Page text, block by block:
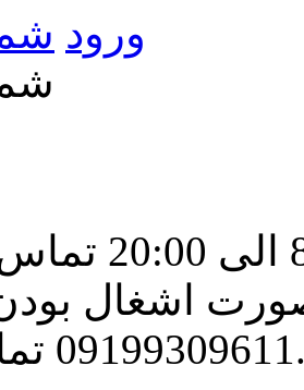
ورود
جهت ارتباط لطفا از ساعت 8:30 الی
اشغال
بگیرید.